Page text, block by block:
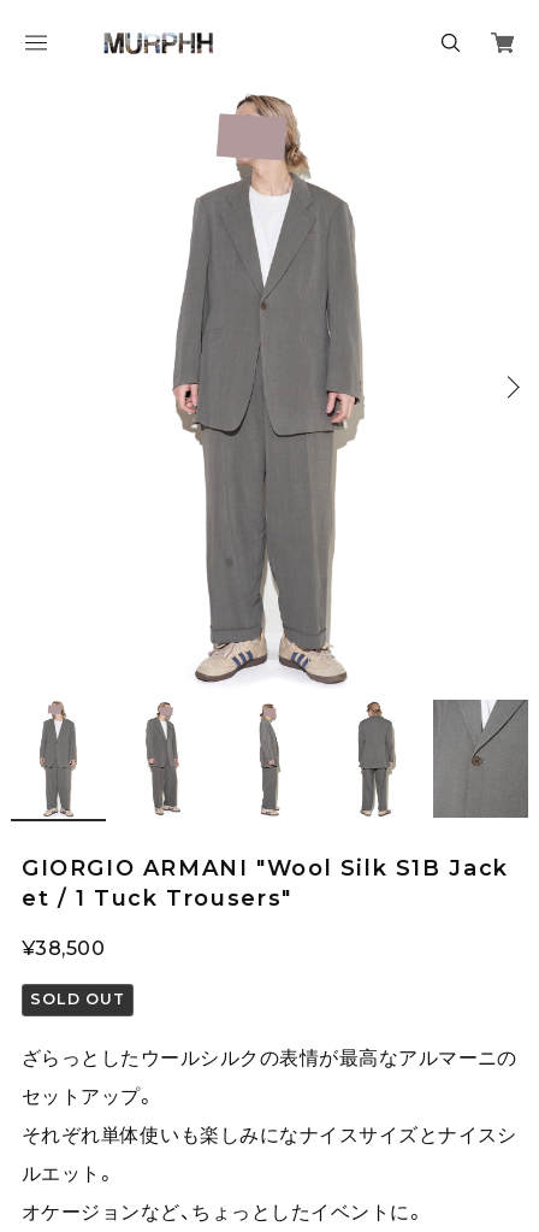
GIORGIO ARMANI "Wool Silk S1B Jack
et / 1 Tuck Trousers"
¥38,500
SOLD OUT
ざらっとしたウールシルクの表情が最高なアルマーニの
セットアップ。
それぞれ単体使いも楽しみになナイスサイズとナイスシ
ルエット。
オケージョンなど、ちょっとしたイベントに。